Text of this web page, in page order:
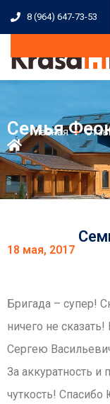
8 (964) 647-73-53
Семья
Главная>
18 мая, 2017
Бригада – супер!
ничего не
Сергею
За аккуратность и
чуткость!